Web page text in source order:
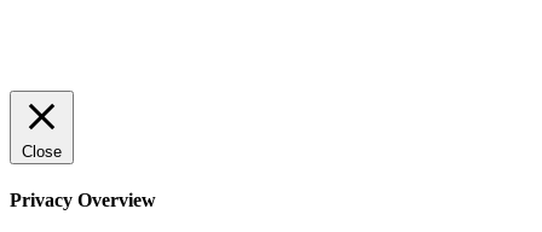
Close
Privacy Overview